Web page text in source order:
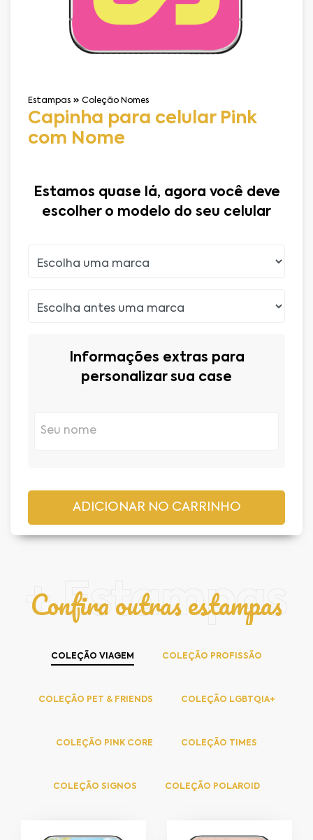
Estampas Coleção Nomes
Capinha para celular Pink
com Nome
Estamos quase lá, agora você deve
escolher o modelo do seu celular
Informações extras para
personalizar sua case
Confira outras estampas
+ Estampas
COLEÇÃO VIAGEM COLEÇÃO PROFISSÃO
COLEÇÃO PET & FRIENDS COLEÇÃO LGBTQIA+
COLEÇÃO PINK CORE COLEÇÃO TIMES
COLEÇÃO SIGNOS COLEÇÃO POLAROID